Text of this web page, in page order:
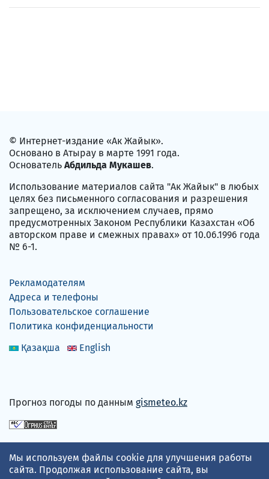
© Интернет-издание «Ак Жайык».
Основано в Атырау в марте 1991 года.
Основатель Абдильда Мукашев.
Использование материалов сайта "Ак Жайык" в любых
целях без письменного согласования и разрешения
запрещено, за исключением случаев, прямо
предусмотренных Законом Республики Казахстан «Об
авторском праве и смежных правах» от 10.06.1996 года
№ 6-1.
Рекламодателям
Адреса и телефоны
Пользовательское соглашение
Политика конфиденциальности
Қазақша
English
Прогноз погоды по данным gismeteo.kz
Принимаем карты
Мы используем файлы cookie для улучшения работы
сайта. Продолжая использование сайта, вы